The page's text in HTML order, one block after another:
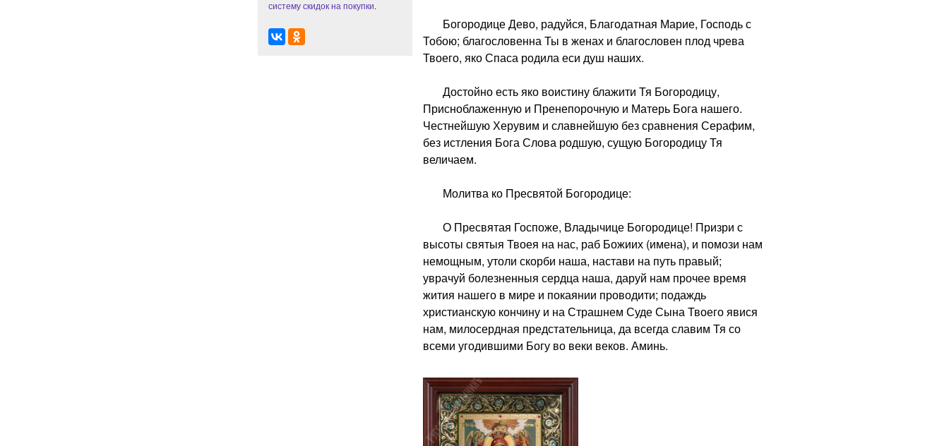
систему скидок на покупки
Богородице Дево, радуйся, Благодатная Марие, Господь с
Тобою; благословенна Ты в женах и благословен плод чрева
Твоего, яко Спаса родила еси душ наших.
Достойно есть яко воистину блажити Тя Богородицу,
Присноблаженную и Пренепорочную и Матерь Бога нашего.
Честнейшую Херувим и славнейшую без сравнения Серафим,
без истления Бога Слова родшую, сущую Богородицу Тя
величаем.
Молитва ко Пресвятой Богородице:
О Пресвятая Госпоже, Владычице Богородице! Призри с
высоты святыя Твоея на нас, раб Божиих (имена), и помози нам
немощным, утоли скорби наша, настави на путь правый;
уврачуй болезненныя сердца наша, даруй нам прочее время
жития нашего в мире и покаянии проводити; подаждь
христианскую кончину и на Страшнем Суде Сына Твоего явися
нам, милосердная предстательница, да всегда славим Тя со
всеми угодившими Богу во веки веков. Аминь.